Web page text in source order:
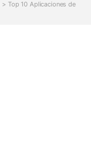
> Top 10 Aplicaciones de